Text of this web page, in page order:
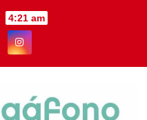
4:21 am